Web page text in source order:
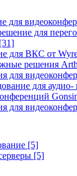
для
для
[31]
для ВКС от
решения
для
для аудио-
для
[5]
[5]